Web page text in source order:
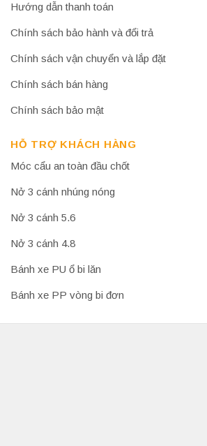
Hướng dẫn thanh toán
Chính sách bảo hành và đổi trả
Chính sách vận chuyển và lắp đặt
Chính sách bán hàng
Chính sách bảo mật
HỖ TRỢ KHÁCH HÀNG
Móc cẩu an toàn đầu chốt
Nở 3 cánh nhúng nóng
Nở 3 cánh 5.6
Nở 3 cánh 4.8
Bánh xe PU ổ bi lăn
Bánh xe PP vòng bi đơn